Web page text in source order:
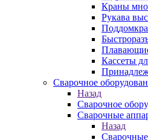
Краны
Рукава
Кассеты
Сварочное
Назад
Сварочное
Сварочные
Назад